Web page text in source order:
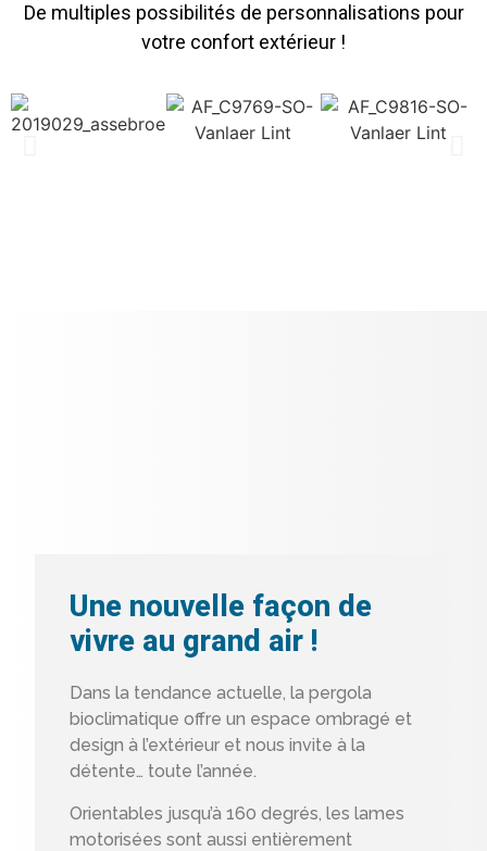
De multiples possibilités de personnalisations pour
votre confort extérieur !
Une nouvelle façon de
vivre au grand air !
Dans la tendance actuelle, la pergola
bioclimatique offre un espace ombragé et
design à l’extérieur et nous invite à la
détente… toute l’année.
Orientables jusqu’à 160 degrés, les lames
motorisées sont aussi entièrement